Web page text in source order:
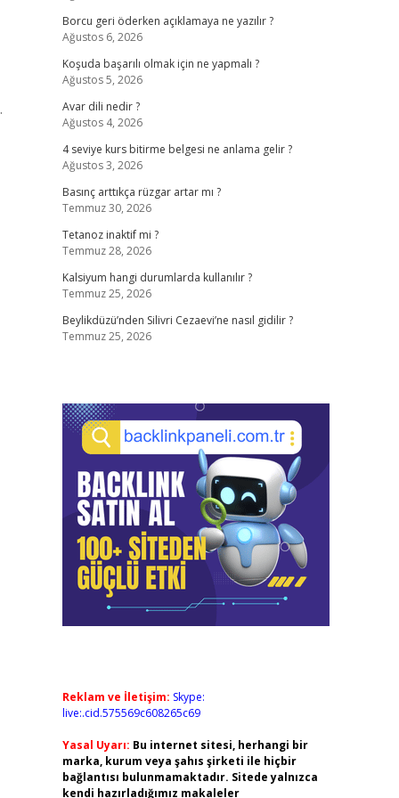
Borcu geri öderken açıklamaya ne yazılır ?
Ağustos 6, 2026
Koşuda başarılı olmak için ne yapmalı ?
Ağustos 5, 2026
Avar dili nedir ?
Ağustos 4, 2026
4 seviye kurs bitirme belgesi ne anlama gelir ?
Ağustos 3, 2026
Basınç arttıkça rüzgar artar mı ?
Temmuz 30, 2026
Tetanoz inaktif mi ?
Temmuz 28, 2026
Kalsiyum hangi durumlarda kullanılır ?
Temmuz 25, 2026
Beylikdüzü’nden Silivri Cezaevi’ne nasıl gidilir ?
Temmuz 25, 2026
Reklam ve İletişim: Skype:
live:.cid.575569c608265c69
Yasal Uyarı: Bu internet sitesi, herhangi bir
marka, kurum veya şahıs şirketi ile hiçbir
bağlantısı bulunmamaktadır. Sitede yalnızca
kendi hazırladığımız makaleler